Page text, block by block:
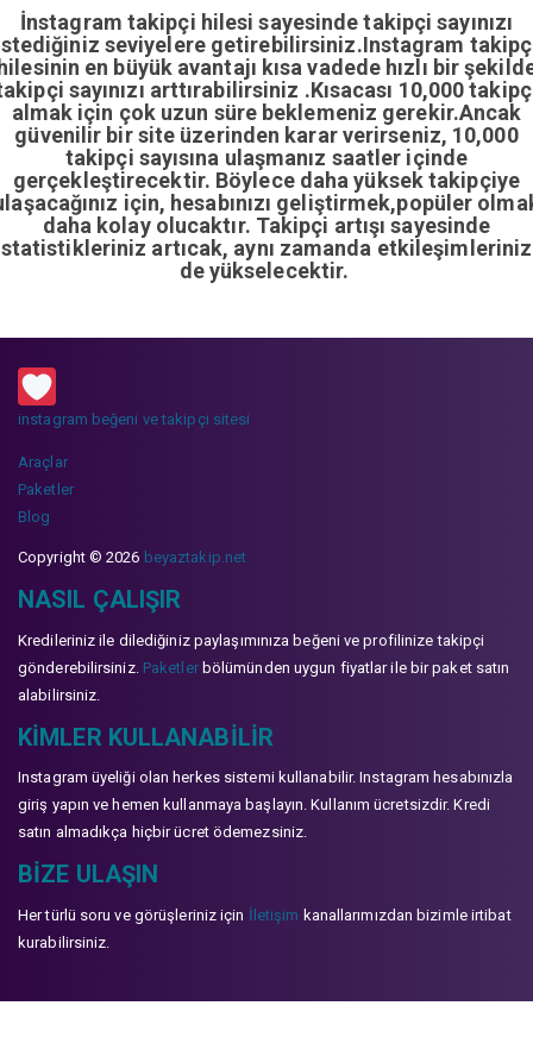
İnstagram takipçi hilesi sayesinde takipçi sayınızı
seviyelere getirebilirsiniz.Instagram
en büyük avantajı kısa vadede hızlı bir
sayınızı arttırabilirsiniz .Kısacası 10,000
almak için çok uzun süre beklemeniz gerekir.Ancak
güvenilir bir site üzerinden karar verirseniz, 10,000
takipçi sayısına ulaşmanız saatler içinde
gerçekleştirecektir. Böylece daha yüksek takipçiye
için, hesabınızı geliştirmek,popüler
daha kolay olucaktır. Takipçi artışı sayesinde
artıcak, aynı zamanda
de yükselecektir.
instagram beğeni ve takipçi sitesi
Araçlar
Paketler
Blog
Copyright © 2026 beyaztakip.net
NASIL ÇALIŞIR
Kredileriniz ile dilediğiniz paylaşımınıza beğeni ve profilinize takipçi
gönderebilirsiniz. Paketlerbölümünden uygun fiyatlar ile bir paket satın
alabilirsiniz.
KIMLER KULLANABILIR
Instagram üyeliği olan herkes sistemi kullanabilir. Instagram hesabınızla
giriş yapın ve hemen kullanmaya başlayın. Kullanım ücretsizdir. Kredi
satın almadıkça hiçbir ücret ödemezsiniz.
BIZE ULAŞIN
Her türlü soru ve görüşleriniz için İletişim kanallarımızdan bizimle irtibat
kurabilirsiniz.